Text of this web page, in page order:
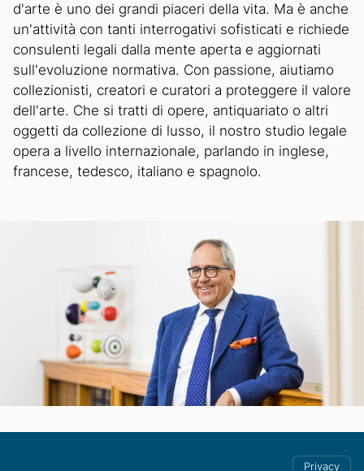
d'arte è uno dei grandi piaceri della vita. Ma è anche
un'attività con tanti interrogativi sofisticati e richiede
consulenti legali dalla mente aperta e aggiornati
sull'evoluzione normativa. Con passione, aiutiamo
collezionisti, creatori e curatori a proteggere il valore
dell'arte. Che si tratti di opere, antiquariato o altri
oggetti da collezione di lusso, il nostro studio legale
opera a livello internazionale, parlando in inglese,
francese, tedesco, italiano e spagnolo.
Privacy